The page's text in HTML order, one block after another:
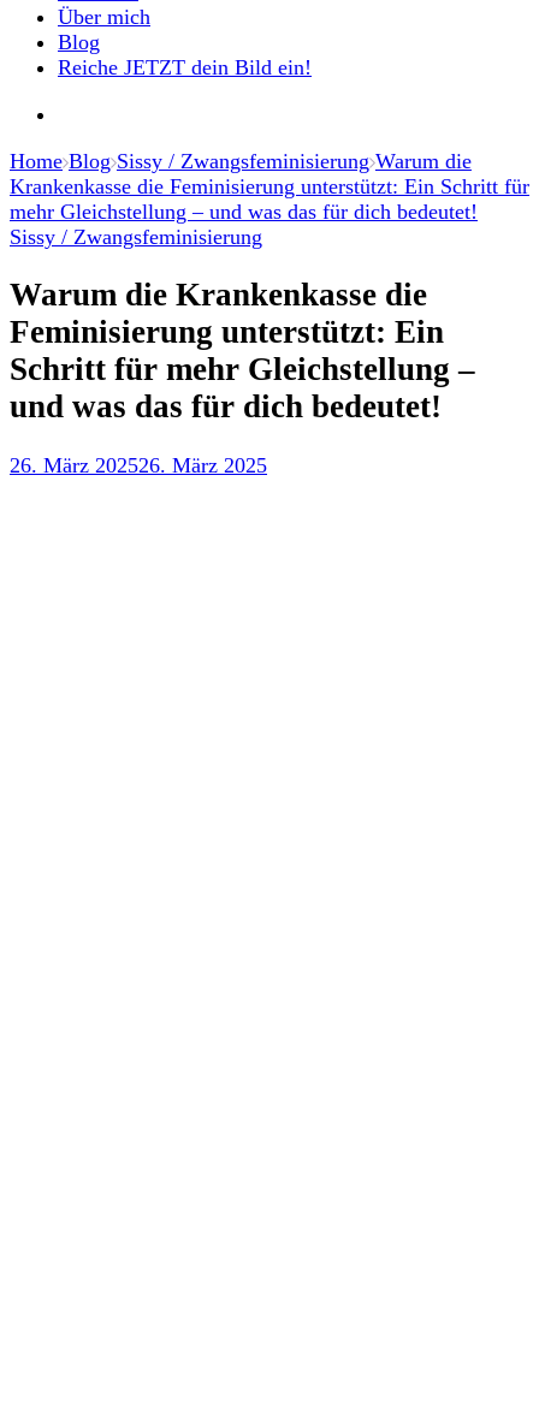
Über mich
Blog
Reiche JETZT dein Bild ein!
Home Blog Sissy / Zwangsfeminisierung Warum die
Krankenkasse die Feminisierung unterstützt: Ein Schritt für
mehr Gleichstellung – und was das für dich bedeutet!
Sissy / Zwangsfeminisierung
Warum die Krankenkasse die
Feminisierung unterstützt: Ein
Schritt für mehr Gleichstellung –
und was das für dich bedeutet!
26. März 202526. März 2025